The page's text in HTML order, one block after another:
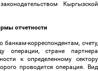
Кыргызской
отчетности
корреспондентам, счету,
операции, стране партнера
к определенному сектору
проводится операция. Вид